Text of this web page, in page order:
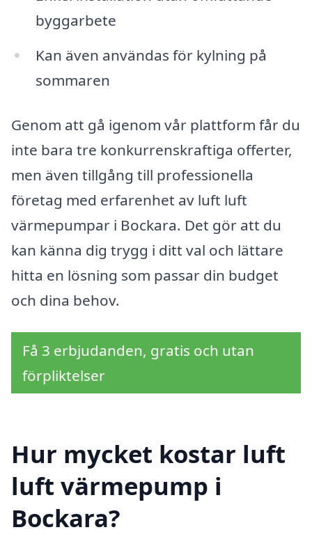
byggarbete
Kan även användas för kylning på
sommaren
Genom att gå igenom vår plattform får du
inte bara tre konkurrenskraftiga offerter,
men även tillgång till professionella
företag med erfarenhet av luft luft
värmepumpar i Bockara. Det gör att du
kan känna dig trygg i ditt val och lättare
hitta en lösning som passar din budget
och dina behov.
Få 3 erbjudanden, gratis och utan
förpliktelser
Hur mycket kostar luft
luft värmepump i
Bockara?